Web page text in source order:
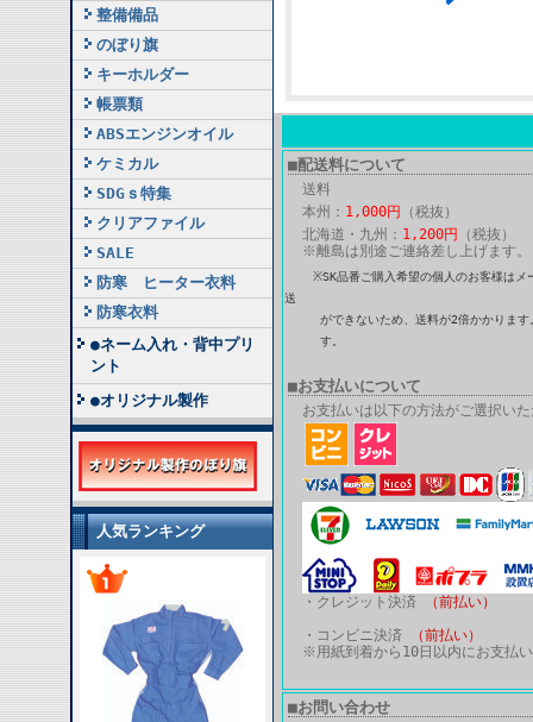
整備備品
のぼり旗
キーホルダー
帳票類
ABSエンジンオイル
ケミカル
SDGｓ特集
クリアファイル
SALE
防寒 ヒーター衣料
防寒衣料
●ネーム入れ・背中プリ
ント
●オリジナル製作
人気ランキング
■配送料について
送料
本州： 1,000円
（税抜）
北海道・九州： 1,200円
（税抜）
※離島は別途ご連絡差し上げます。
※SK品番ご購入希望の個人のお客様はメ
送
ができないため、送料が2倍かかります
す。
■お支払いについて
お支払いは以下の方法がご選択い
・クレジット決済
（前払い）
・コンビニ決済
（前払い）
※用紙到着から10日以内にお支払
■お問い合わせ